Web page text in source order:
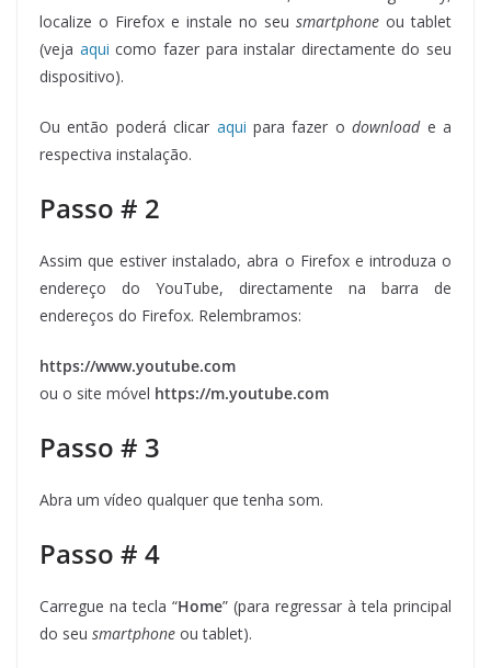
localize o Firefox e instale no seu smartphone ou tablet
(veja aqui como fazer para instalar directamente do seu
dispositivo).
Ou então poderá clicar aqui para fazer odownloade a
respectiva instalação.
Passo # 2
Assim que estiver instalado, abra o Firefox e introduza o
endereço do YouTube, directamente na barra de
endereços do Firefox. Relembramos:
https://www.youtube.com
ou o site móvel https://m.youtube.com
Passo # 3
Abra um vídeo qualquer que tenha som.
Passo # 4
Carregue na tecla “Home” (para regressar à tela principal
do seu smartphone ou tablet).